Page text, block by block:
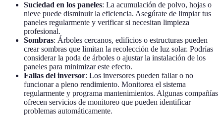
Suciedad en los paneles: La acumulación de polvo, hojas o
nieve puede disminuir la eficiencia. Asegúrate de limpiar tus
paneles regularmente y verificar si necesitan limpieza
profesional.
Sombras: Árboles cercanos, edificios o estructuras pueden
crear sombras que limitan la recolección de luz solar. Podrías
considerar la poda de árboles o ajustar la instalación de los
paneles para minimizar este efecto.
Fallas del inversor: Los inversores pueden fallar o no
funcionar a pleno rendimiento. Monitorea el sistema
regularmente y programa mantenimientos. Algunas compañías
ofrecen servicios de monitoreo que pueden identificar
problemas automáticamente.